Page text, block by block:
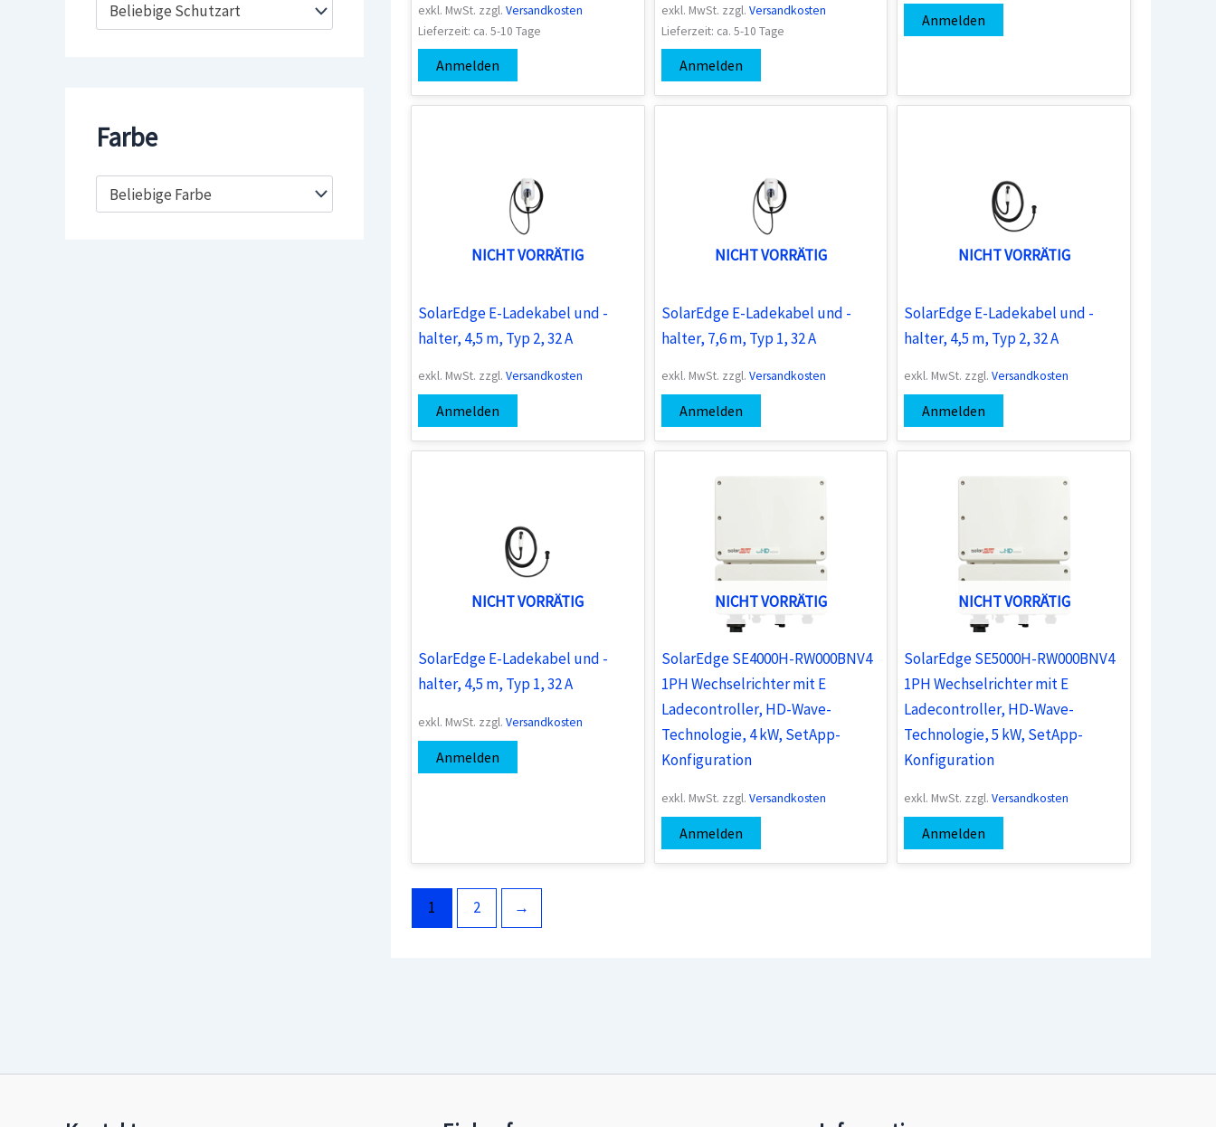
Beliebige Schutzart
Farbe
Beliebige Farbe
exkl. MwSt. zzgl.Versandkosten
Lieferzeit: ca. 5-10 Tage
Anmelden
exkl. MwSt. zzgl. Versandkosten
Lieferzeit: ca. 5-10 Tage
Anmelden
Anmelden
NICHT VORRÄTIG
SolarEdge E-Ladekabel und -
halter, 4,5 m, Typ 2, 32 A
exkl. MwSt. zzgl.Versandkosten
Anmelden
NICHT VORRÄTIG
SolarEdge E-Ladekabel und -
halter, 7,6 m, Typ 1, 32 A
exkl. MwSt. zzgl. Versandkosten
Anmelden
NICHT VORRÄTIG
SolarEdge E-Ladekabel und -
halter, 4,5 m, Typ 2, 32 A
exkl. MwSt. zzgl.Versandkosten
Anmelden
NICHT VORRÄTIG
SolarEdge E-Ladekabel und -
halter, 4,5 m, Typ 1, 32 A
exkl. MwSt. zzgl.Versandkosten
Anmelden
NICHT VORRÄTIG
SolarEdge SE4000H-RW000BNV4
1PH Wechselrichter mit E
Ladecontroller, HD-Wave-
Technologie, 4 kW, SetApp-
Konfiguration
exkl. MwSt. zzgl. Versandkosten
Anmelden
NICHT VORRÄTIG
SolarEdge SE5000H-RW000BNV4
1PH Wechselrichter mit E
Ladecontroller, HD-Wave-
Technologie, 5 kW, SetApp-
Konfiguration
exkl. MwSt. zzgl.Versandkosten
Anmelden
1 2 →